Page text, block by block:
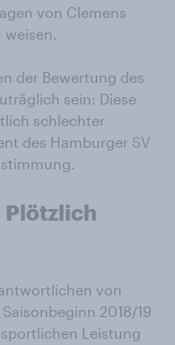
von Clemens
weisen.
der Bewertung des
sein: Diese
schlechter
des Hamburger SV
Plötzlich
von
2018/19
Leistung